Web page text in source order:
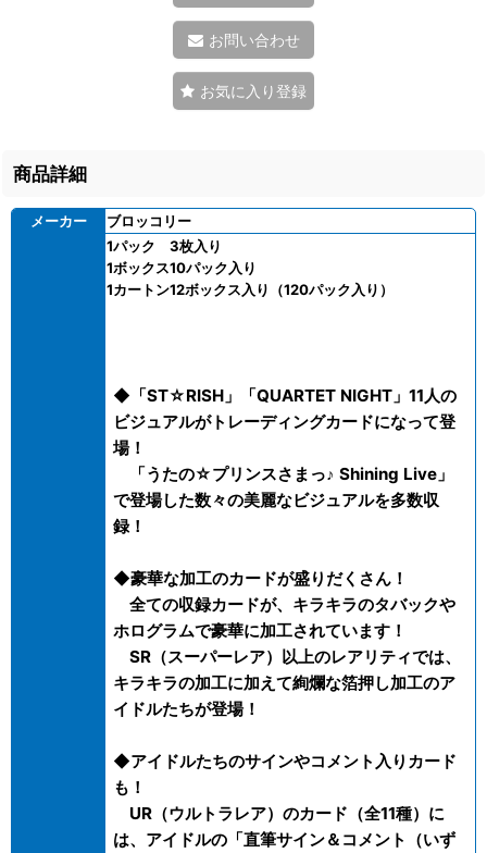
お問い合わせ
お気に入り登録
商品詳細
メーカー ブロッコリー
1パック 3枚入り
1ボックス10パック入り
1カートン12ボックス入り（120パック入り）
◆「ST☆RISH」「QUARTET NIGHT」11人の
ビジュアルがトレーディングカードになって登
場！
「うたの☆プリンスさまっ♪ Shining Live」
で登場した数々の美麗なビジュアルを多数収
録！
◆豪華な加工のカードが盛りだくさん！
全ての収録カードが、キラキラのタバックや
ホログラムで豪華に加工されています！
SR（スーパーレア）以上のレアリティでは、
キラキラの加工に加えて絢爛な箔押し加工のア
イドルたちが登場！
◆アイドルたちのサインやコメント入りカード
も！
UR（ウルトラレア）のカード（全11種）に
は、アイドルの「直筆サイン＆コメント（いず